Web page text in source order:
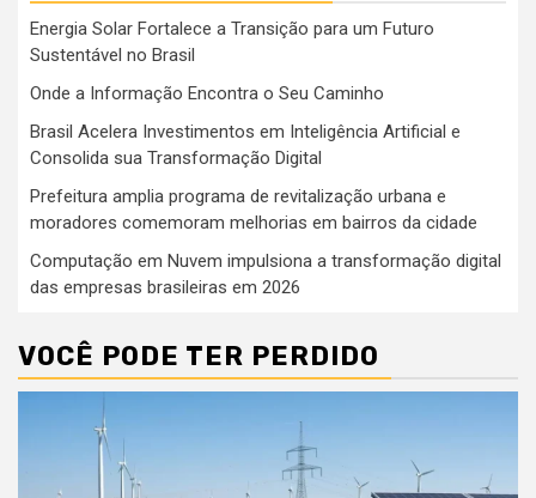
Energia Solar Fortalece a Transição para um Futuro
Sustentável no Brasil
Onde a Informação Encontra o Seu Caminho
Brasil Acelera Investimentos em Inteligência Artificial e
Consolida sua Transformação Digital
Prefeitura amplia programa de revitalização urbana e
moradores comemoram melhorias em bairros da cidade
Computação em Nuvem impulsiona a transformação digital
das empresas brasileiras em 2026
VOCÊ PODE TER PERDIDO